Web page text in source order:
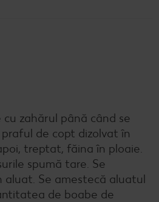
zahărul până când se
de copt dizolvat în
treptat, făina în ploaie.
spumă tare. Se
aluat. Se amestecă aluatul
de boabe de